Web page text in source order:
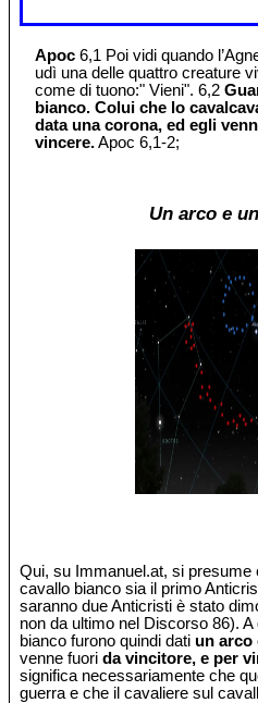
Apoc 6,1 Poi vidi quando
udì una delle quattro creature
come di tuono:" Vieni". 6,2
bianco. Colui che lo
data una corona, ed egli
vincere.Apoc 6,1-2;
Un arco e
Qui, su Immanuel.at, si presume
cavallo bianco sia il primo
saranno due Anticristi è stato
non da ultimo nel Discorso 86).
bianco furono quindi dati un arco
venne fuorida vincitore, e per
significa necessariamente che
guerra e che il cavaliere sul